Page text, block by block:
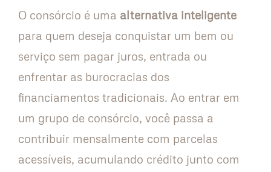
O consórcio é uma alternativa inteligente
para quem deseja conquistar um bem ou
serviço sem pagar juros, entrada ou
enfrentar as burocracias dos
financiamentos tradicionais. Ao entrar em
um grupo de consórcio, você passa a
contribuir mensalmente com parcelas
acessíveis, acumulando crédito junto com